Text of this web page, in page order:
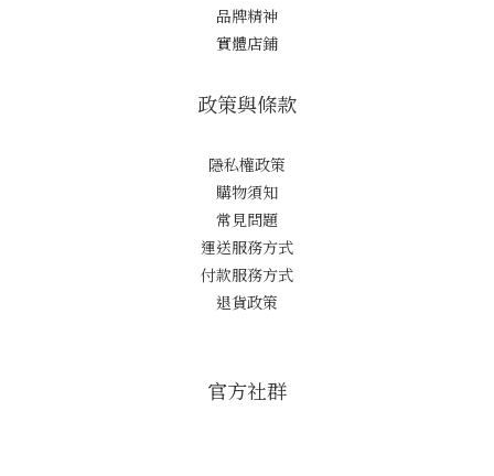
品牌精神
實體店鋪
政策與條款
隱私權政策
購物須知
常見問題
運送服務方式
付款服務方式
退貨政策
官方社群